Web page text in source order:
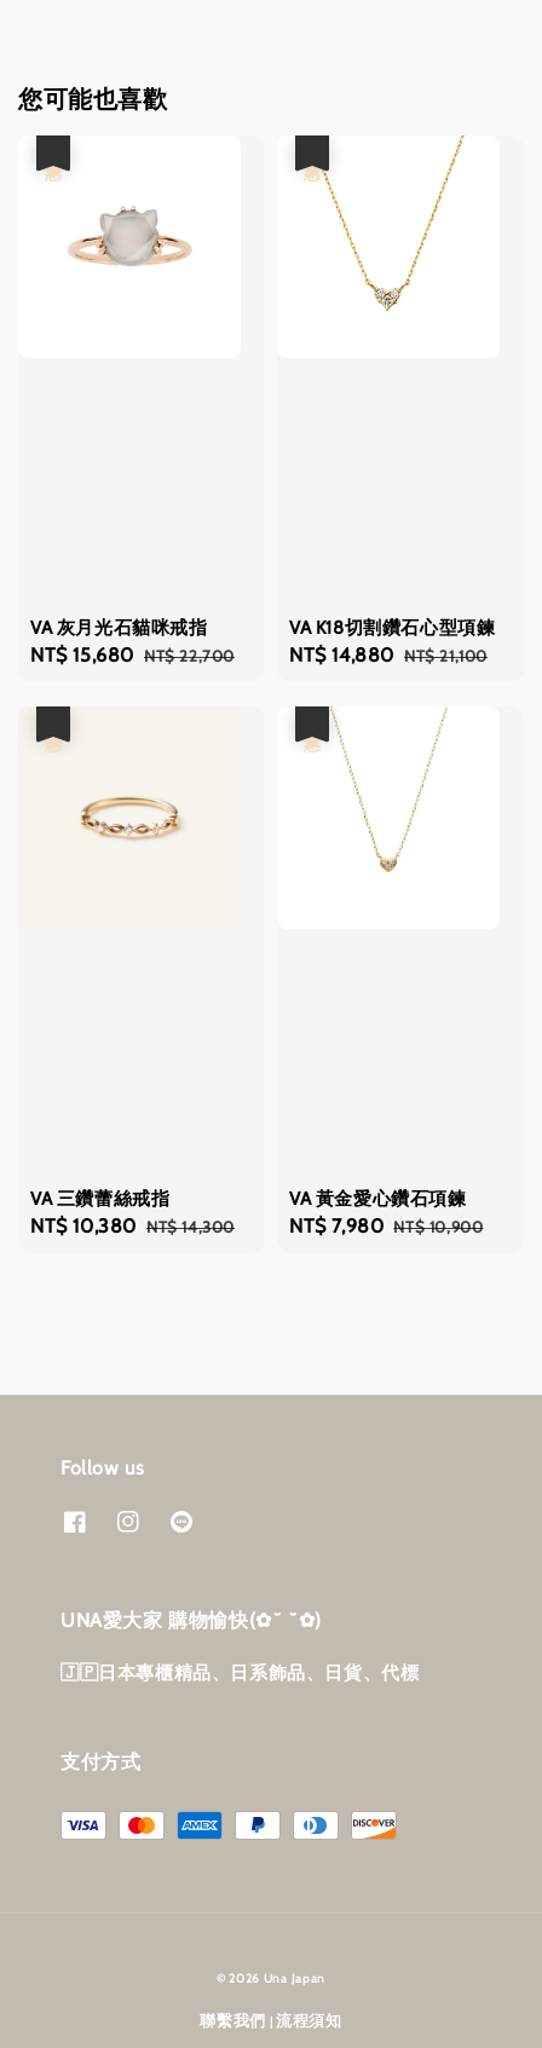
您可能也喜歡
VA 灰月光石貓咪戒指
Sale
NT$ 15,680 Regular
NT$ 22,700
VA K18切割鑽石心型項鍊
Sale
NT$ 14,880 Regular
NT$ 21,100
VA 三鑽蕾絲戒指
Sale
NT$ 10,380 Regular
NT$ 14,300
VA 黃金愛心鑽石項鍊
Sale
NT$ 7,980 Regular
NT$ 10,900
Follow us
UNA愛大家 購物愉快‎(✿˘ ˘✿)
🇯🇵日本專櫃精品、日系飾品、日貨、代標
支付方式
© 2026 Una Japan
聯繫我們 |流程須知